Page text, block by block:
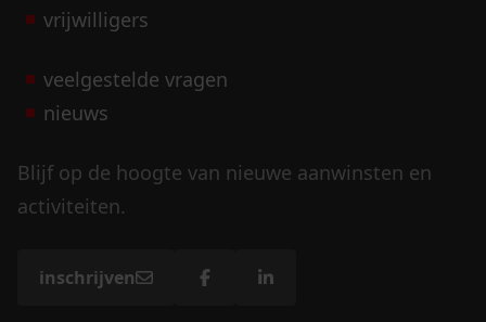
vrijwilligers
veelgestelde vragen
nieuws
Blijf op de hoogte van nieuwe aanwinsten en
activiteiten.
inschrijven